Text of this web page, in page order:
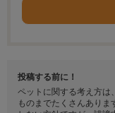
投稿する前に！
ペットに関する考え方は
ものまでたくさんあり